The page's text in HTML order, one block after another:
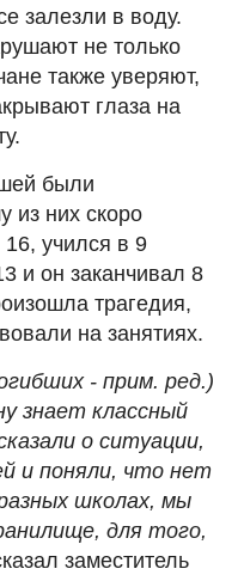
залезли в воду.
не только
также уверяют,
глаза на
были
из них скоро
учился в 9
и он заканчивал 8
трагедия,
на занятиях.
- прим. ред.)
знает классный
о ситуации,
и поняли, что нет
школах, мы
для того,
заместитель